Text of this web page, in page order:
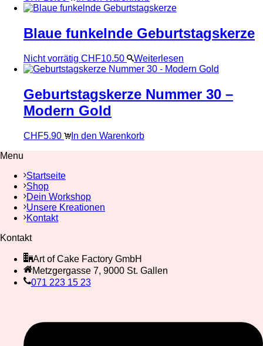
Blaue funkelnde Geburtstagskerze
Nicht vorrätig CHF10.50 Weiterlesen
Geburtstagskerze Nummer 30 –
Modern Gold
CHF5.90
In den Warenkorb
Menu
Startseite
Shop
Dein Workshop
Unsere Kreationen
Kontakt
Kontakt
Art of Cake Factory GmbH
Metzgergasse 7, 9000 St. Gallen
071 223 15 23